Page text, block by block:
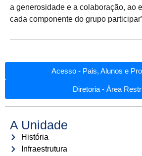
a generosidade e a colaboração, ao
cada componente do grupo
Acesso - Pais, Alunos e
Diretoria - Área
A Unidade
História
Infraestrutura